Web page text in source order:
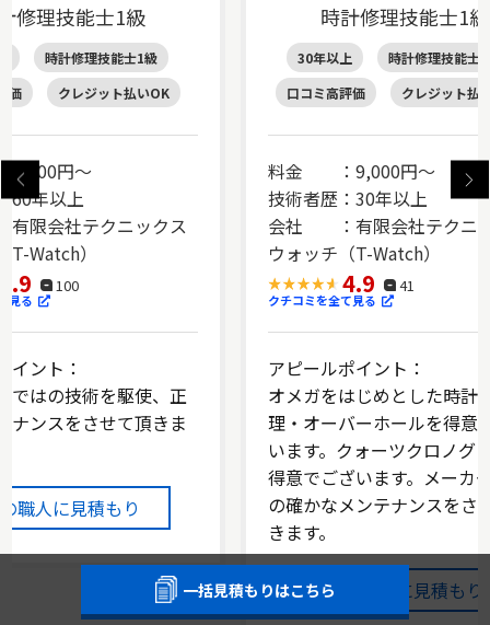
一括見積もりはこちら
修理技能士1級
時計修理技能士1級
価
クレジット払いOK
円～
60年以上
限会社テクニックス
T-Watch）
4.9 100
見る
イント：
ではの技術を駆使、正
ナンスをさせて頂きま
職人に見積もり
時計修理技能士1級
30年以上
時計修理技能士
口コミ高評価
クレジット払
料金 ：9,000円～
技術者歴：30年以上
会社 ：有限会社テクニ
ウォッチ（T-Watch）
4.9 41
クチコミを全て見る
アピールポイント：
オメガをはじめとした時計
理・オーバーホールを得意
います。クォーツクロノグ
得意でございます。メーカ
の確かなメンテナンスをさ
きます。
この職人に見積もり